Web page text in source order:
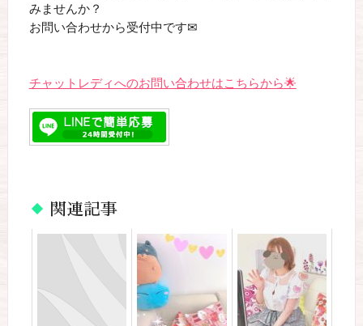
みませんか？
お問い合わせから受付中です✉
チャットレディへのお問い合わせはこちらから🌟
関連記事